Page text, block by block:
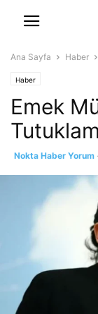
Ana Sayfa Haber
Haber
Emek
Nokta Haber Yorum